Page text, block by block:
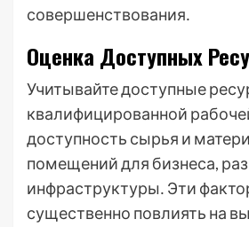
совершенствования․
Оценка Доступных
Учитывайте доступные
квалифицированной
доступность сырья и
помещений для бизнеса,
инфраструктуры․ Эти
существенно повлиять на